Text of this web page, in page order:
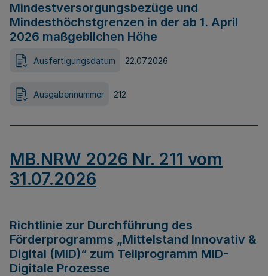
Mindestversorgungsbezüge und
Mindesthöchstgrenzen in der ab 1. April
2026 maßgeblichen Höhe
Ausfertigungsdatum 22.07.2026
Ausgabennummer 212
MB.NRW 2026 Nr. 211 vom
31.07.2026
Richtlinie zur Durchführung des
Förderprogramms „Mittelstand Innovativ &
Digital (MID)“ zum Teilprogramm MID-
Digitale Prozesse